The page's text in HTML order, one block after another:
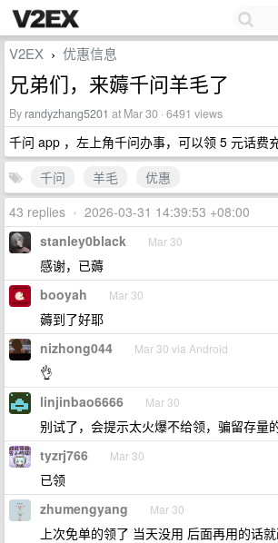
V2EX › 优惠信息
兄弟们，来薅千问羊毛了
By randyzhang5201 at Mar 30 · 6491 views
千问 app ，左上角千问办事，可以领 5 元话费
千问
羊毛
优惠
43 replies • 2026-03-31 14:39:53 +08:00
stanley0black Mar 30
感谢，已薅
booyah Mar 30
薅到了好耶
nizhong044 Mar 30 via Android
👌
linjinbao6666 Mar 30
别试了，会提示太火爆不给领，骗留存量
tyzrj766 Mar 30
已领
zhumengyang Mar 30
上次免单的领了 当天没用 后面再用的话